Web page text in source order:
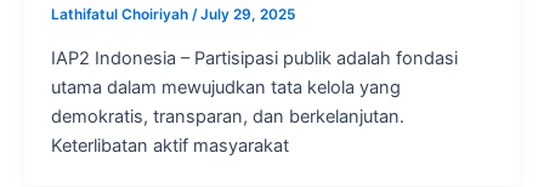
Lathifatul Choiriyah /July 29, 2025
IAP2 Indonesia – Partisipasi publik adalah fondasi
utama dalam mewujudkan tata kelola yang
demokratis, transparan, dan berkelanjutan.
Keterlibatan aktif masyarakat